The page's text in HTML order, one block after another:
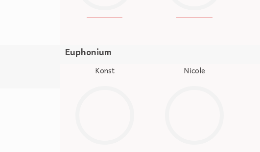
Euphonium
Konst Nicole